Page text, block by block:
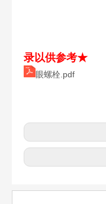
录以供参考★
眼螺栓.pdf